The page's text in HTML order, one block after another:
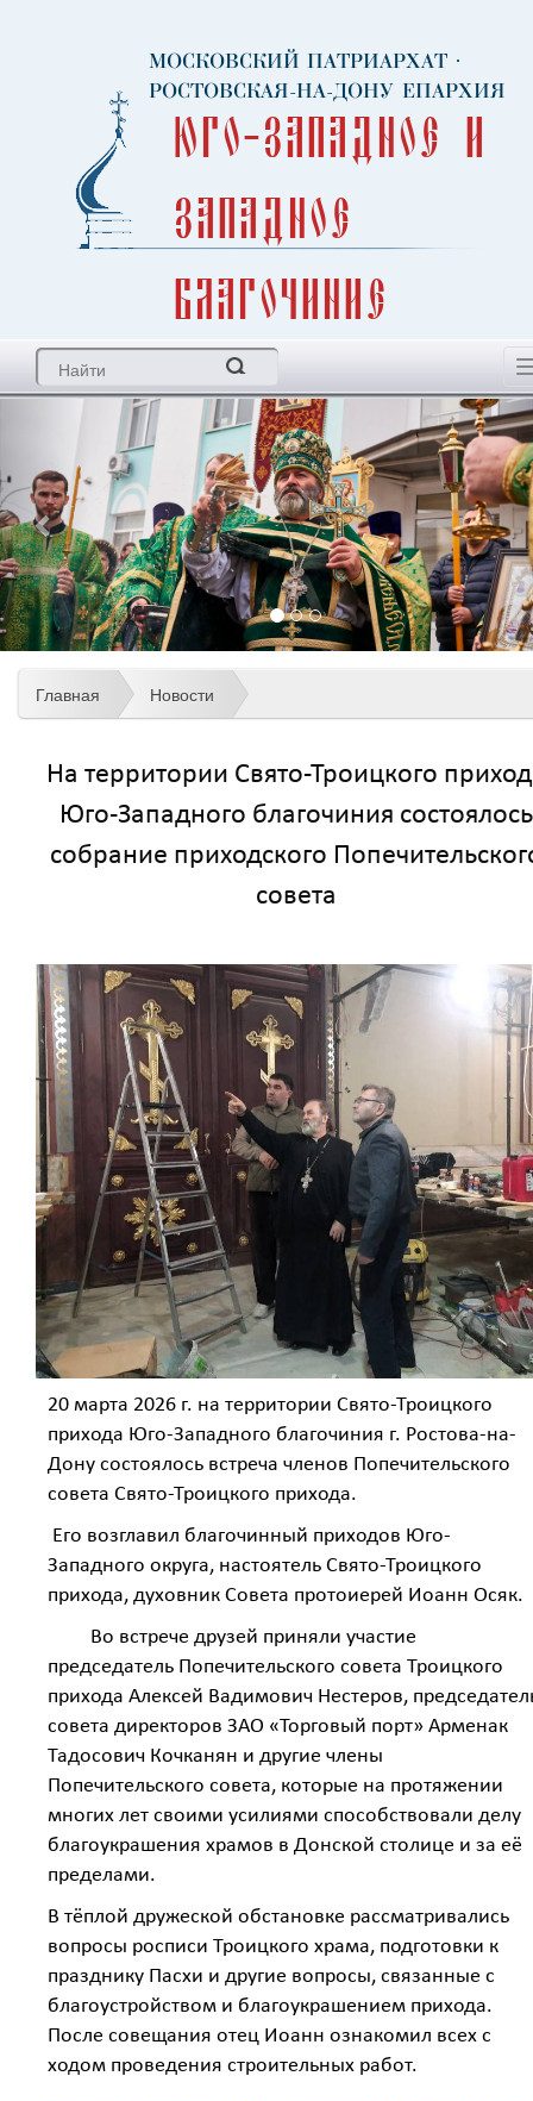
МОСКОВСКИЙ ПАТРИАРХАТ ·
РОСТОВСКАЯ-НА-ДОНУ ЕПАРХИЯ
Юго-Западное и
Западное
благочиние
Главная Новости
На территории Свято-Троицкого
Юго-Западного благочиния состоялось
собрание приходского
совета
20 марта 2026 г. на территории Свято-Троицкого
прихода Юго-Западного благочиния г. Ростова-на-
Дону состоялось встреча членов Попечительского
совета Свято-Троицкого прихода.
Его возглавил благочинный приходов Юго-
Западного округа, настоятель Свято-Троицкого
прихода, духовник Совета протоиерей Иоанн Осяк.
Во встрече друзей приняли участие
председатель Попечительского совета Троицкого
прихода Алексей Вадимович Нестеров,
совета директоров ЗАО «Торговый порт» Арменак
Тадосович Кочканян и другие члены
Попечительского совета, которые на протяжении
многих лет своими усилиями способствовали делу
благоукрашения храмов в Донской столице и за её
пределами.
В тёплой дружеской обстановке рассматривались
вопросы росписи Троицкого храма, подготовки к
празднику Пасхи и другие вопросы, связанные с
благоустройством и благоукрашением прихода.
После совещания отец Иоанн ознакомил всех с
ходом проведения строительных работ.